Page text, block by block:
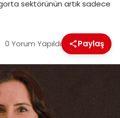
sektörünün artık sadece
0 Yorum Yapıldı Paylaş